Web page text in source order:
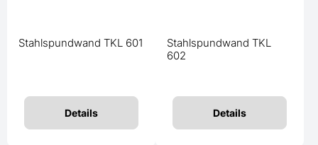
Stahlspundwand TKL 601
Details
Stahlspundwand TKL
602
Details